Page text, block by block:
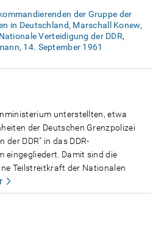
der Gruppe der
in Deutschland, Marschall Konew,
Verteidigung der DDR,
14. September 1961
unterstellten, etwa
der Deutschen Grenzpolizei
der DDR" in das DDR-
eingegliedert. Damit sind die
Teilstreitkraft der Nationalen